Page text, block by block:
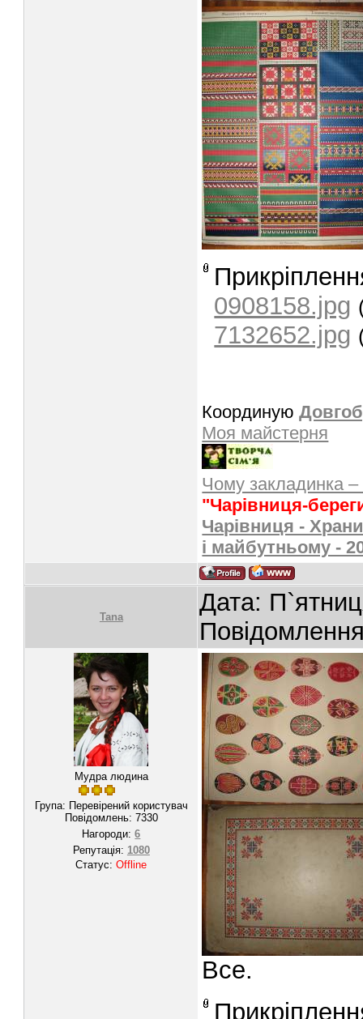
0908158.jpg
7132652.jpg
Координую
Моя майстерня
Чому закладинка
"Чарівниця-
Чарівниця -
і майбутньому -
Tana
Дата:
Мудра людина
Група: Перевірений користувач
Повідомлень: 7330
Нагороди:6
Репутація: 1080
Статус:Offline
Все.